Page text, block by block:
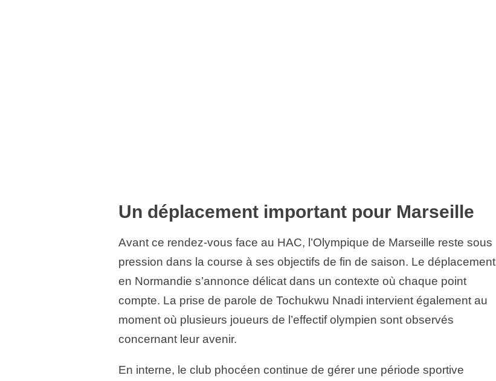
Un déplacement important pour Marseille
Avant ce rendez-vous face au HAC, l’Olympique de Marseille reste sous
pression dans la course à ses objectifs de fin de saison. Le déplacement
en Normandie s’annonce délicat dans un contexte où chaque point
compte. La prise de parole de Tochukwu Nnadi intervient également au
moment où plusieurs joueurs de l’effectif olympien sont observés
concernant leur avenir.
En interne, le club phocéen continue de gérer une période sportive